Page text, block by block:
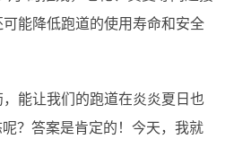
能降低跑道的使用寿命和安全
能让我们的跑道在炎炎夏日也
？答案是肯定的！今天，我就